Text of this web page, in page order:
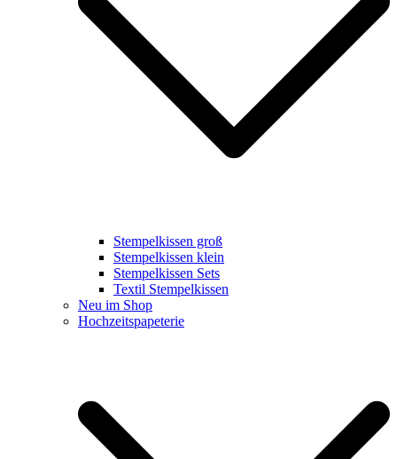
Stempelkissen groß
Stempelkissen klein
Stempelkissen Sets
Textil Stempelkissen
Neu im Shop
Hochzeitspapeterie